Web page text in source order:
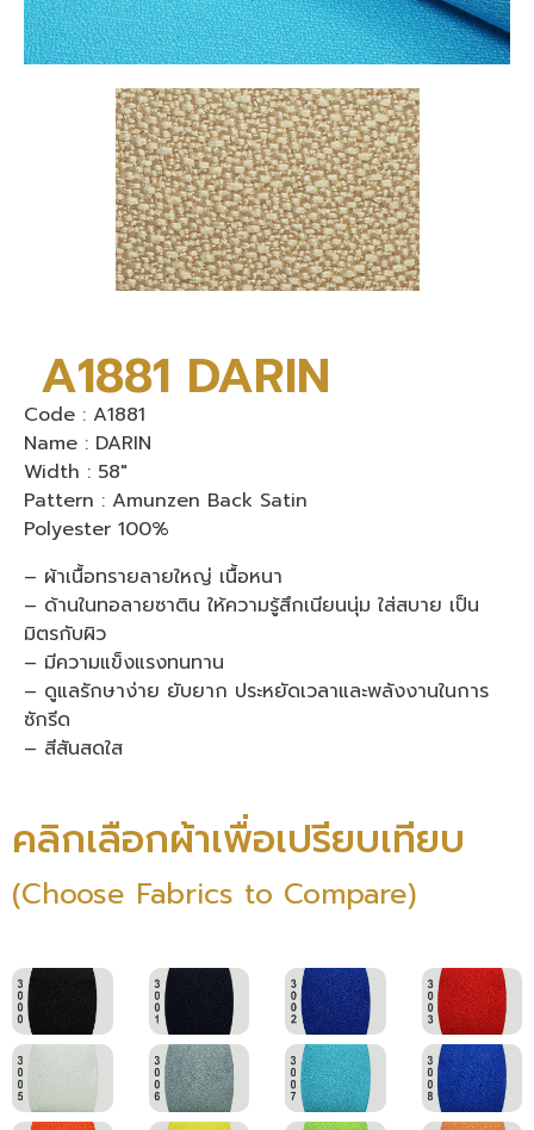
A1881 DARIN
Code : A1881
Name : DARIN
Width : 58″
Pattern : Amunzen Back Satin
Polyester 100%
– ผ้าเนื้อทรายลายใหญ่ เนื้อหนา
– ด้านในทอลายซาติน ให้ความรู้สึกเนียนนุ่ม ใส่สบาย เป็น
มิตรกับผิว
– มีความแข็งแรงทนทาน
– ดูแลรักษาง่าย ยับยาก ประหยัดเวลาและพลังงานในการ
ซักรีด
– สีสันสดใส
คลิกเลือกผ้าเพื่อเปรียบเทียบ
(Choose Fabrics to Compare)